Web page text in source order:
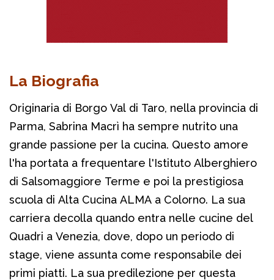
La Biografia
Originaria di Borgo Val di Taro, nella provincia di
Parma, Sabrina Macrì ha sempre nutrito una
grande passione per la cucina. Questo amore
l'ha portata a frequentare l'Istituto Alberghiero
di Salsomaggiore Terme e poi la prestigiosa
scuola di Alta Cucina ALMA a Colorno. La sua
carriera decolla quando entra nelle cucine del
Quadri a Venezia, dove, dopo un periodo di
stage, viene assunta come responsabile dei
primi piatti. La sua predilezione per questa